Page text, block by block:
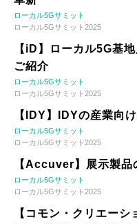
ローカル5Gサミット
ローカル5Gサミット2025
【iD】ローカル5G基
ご紹介
ローカル5Gサミット
ローカル5Gサミット2025
【IDY】IDYの産業向
ローカル5Gサミット
ローカル5Gサミット2025
【Accuver】展示製品
ローカル5Gサミット
ローカル5Gサミット2025
【コモン・クリエー